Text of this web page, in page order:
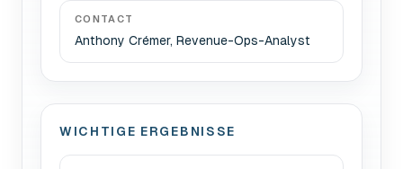
CONTACT
Anthony Crémer, Revenue-Ops-Analyst
WICHTIGE ERGEBNISSE